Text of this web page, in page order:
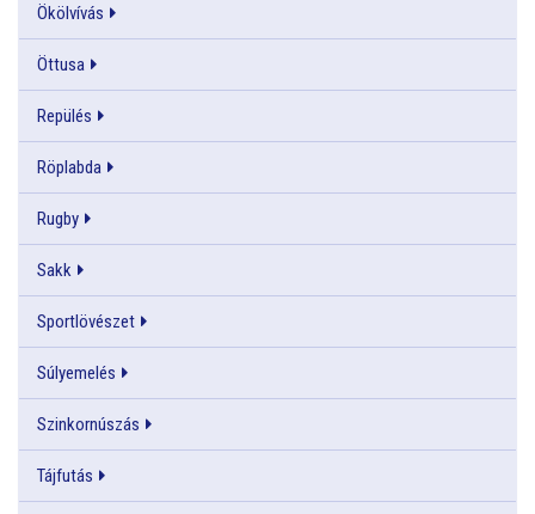
Ökölvívás
Öttusa
Repülés
Röplabda
Rugby
Sakk
Sportlövészet
Súlyemelés
Szinkornúszás
Tájfutás